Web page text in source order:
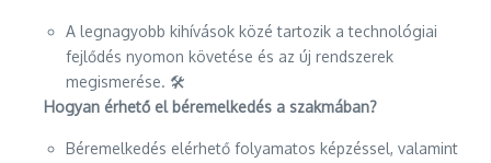
A legnagyobb kihívások közé tartozik a technológiai
fejlődés nyomon követése és az új rendszerek
megismerése. 🛠️
Hogyan érhető el béremelkedés a szakmában?
Béremelkedés elérhető folyamatos képzéssel, valamint